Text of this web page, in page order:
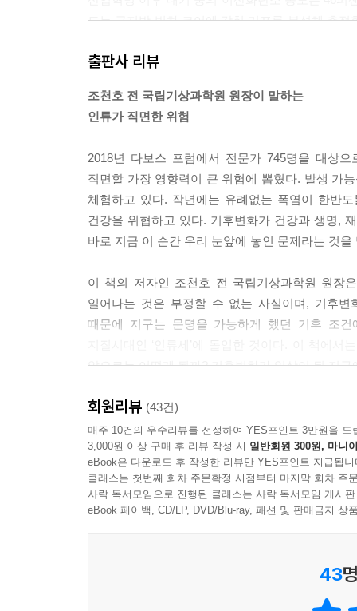
도는 극지방 빙하 코어에 갇힌 기포를 분석해 측
탄소 농도는 315ppm이었다.
지고 있다. 현재의 이산화탄소 농도를 과거에서
면은 지금보다 10~20미터 더 높았다. 인류는 이러
IPCC 보고서의 새로운 판이 발간될 때마다 인간
에서는 인간 활동을 기후변화의 원인으로 확신하
년)에서는 인간의 책임이 66퍼센트 이상이라고
이라 했다. 5차 보고서(2013년)에서는 인위적인
수위를 높였다. --- p.104
한편 공기 중 질소는 매우 안정되어 여간해서는
와 산소가 서로 반응해 질소산화물을 배출한다.
농도를 보이다가 해가 뜨면 급격히 감소하기 시작
이러한 관점에서 2018년 노벨경제학상을 받은 예
고 했다. 노드하우즈는 할인율 3퍼센트를 제시했
어떻게 할인율이 3퍼센트로 산출될 수 있었을까?
로 떨어질 것이라 계산되었다. 가난한 사람들은
것으로 평가될 리 없었다. 종의 멸종은 생명 그물
임으로 발생하는 기후변화의 티핑 포인트를 고
출판사 리뷰
조천호 전 국립기상과학원 원장이 말하는
인류가 직면한 위험
2018년 다보스 포럼에서 전문가 745명을 대상
직면할 가장 영향력이 큰 위험에 뽑혔다. 발생 가
체험하고 있다. 작년에는 유례없는 폭염이 한반
건강을 위협하고 있다. 기후변화가 건강과 생명,
바로 지금 이 순간 우리 눈앞에 놓인 문제라는 것을
이 책의 저자인 조천호 전 국립기상과학원 원장
일어나는 것은 부정할 수 없는 사실이며, 기후
때문에 지구는 문명을 가능하게 했던 기후 조
앞으로는 어떻게 될까? 기후변화가 일상이 된 지
문명을 탄생시킨 기후변화,
기후변화가 문명을 파괴할 수도 있다?
사실 기후변화는 언제나 일어났던 일이다. 우리
간빙기와 빙하기가 교대로 나타났는데 그때 기온
오르내리는 데 10만 년이 걸렸는데 지금은 단
회원리뷰 (43건)
매주 10건의 우수리뷰를 선정하여 YES포인트 3만원을 드
3,000원 이상 구매 후 리뷰 작성 시 일반회원 300원, 마니
eBook은 다운로드 후 작성한 리뷰만 YES포인트 지급됩니
클래스는 첫번째 회차 주문확정 시점부터 마지막 회차 주
사락 독서모임으로 진행된 클래스는 사락 독서모임 게시
eBook 페이백, CD/LP, DVD/Blu-ray, 패션 및 판매금지 상
43